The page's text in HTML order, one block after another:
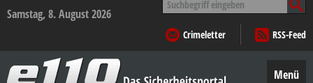
Samstag, 8. August 2026
nach:
Crimeletter
RSS-Feed
– Menü